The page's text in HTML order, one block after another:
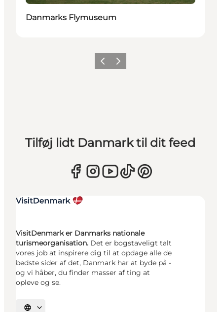
Danmarks Flymuseum
ForrigeNæste
Tilføj lidt Danmark til dit feed
VisitDenmark er Danmarks nationale
turismeorganisation. Det er bogstaveligt talt
vores job at inspirere dig til at opdage alle de
bedste sider af det, Danmark har at byde på -
og vi håber, du finder masser af ting at
opleve og se.